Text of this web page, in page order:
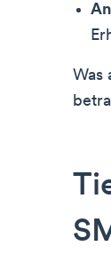
Was